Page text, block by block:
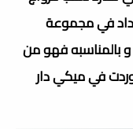
في مجموعة
بالمناسبه فهو من
في ميكي دار